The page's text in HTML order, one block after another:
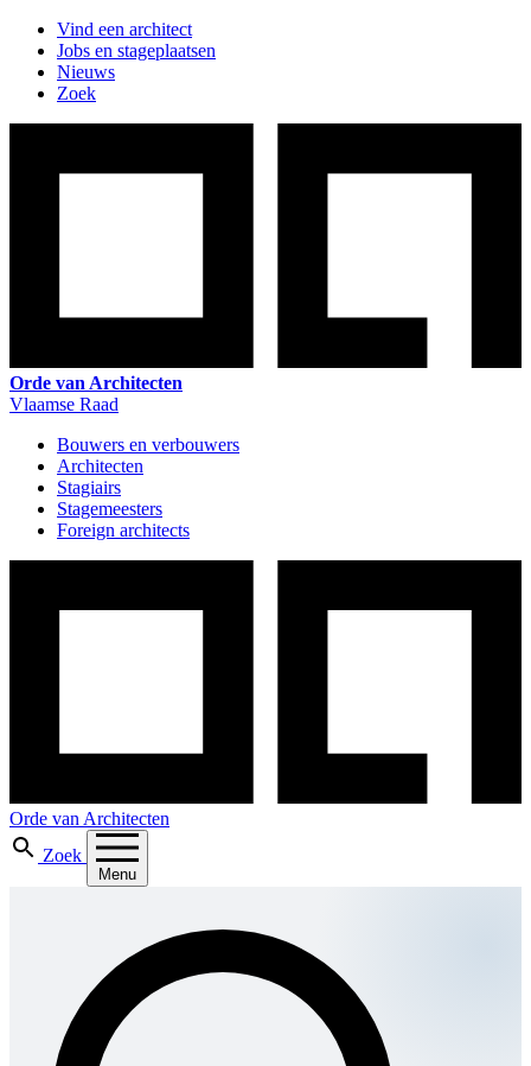
Vind een architect
Jobs en stageplaatsen
Nieuws
Zoek
Orde van Architecten
Vlaamse Raad
Bouwers en verbouwers
Architecten
Stagiairs
Stagemeesters
Foreign architects
Orde van Architecten
Zoek
Menu